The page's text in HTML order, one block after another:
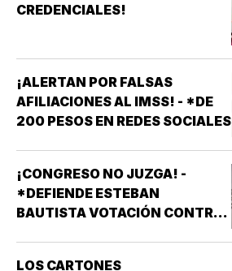
CREDENCIALES!
¡ALERTAN POR FALSAS
AFILIACIONES AL IMSS! - *DE
200 PESOS EN REDES SOCIALES
¡CONGRESO NO JUZGA! -
*DEFIENDE ESTEBAN
BAUTISTA VOTACIÓN CONTRA
LOS CARTONES